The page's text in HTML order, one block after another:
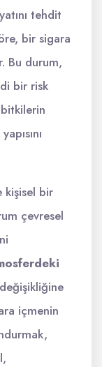
tehdit
bir sigara
Bu durum,
bir risk
kişisel bir
çevresel
içmenin